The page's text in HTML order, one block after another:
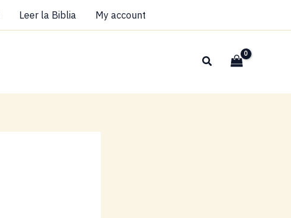
Leer la Biblia My account
Buscar